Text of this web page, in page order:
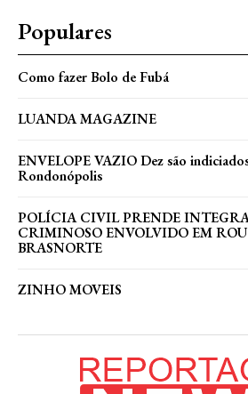
Populares
Como fazer Bolo de Fubá
LUANDA MAGAZINE
ENVELOPE VAZIO Dez são
Rondonópolis
POLÍCIA CIVIL PRENDE
CRIMINOSO ENVOLVIDO EM
BRASNORTE
ZINHO MOVEIS